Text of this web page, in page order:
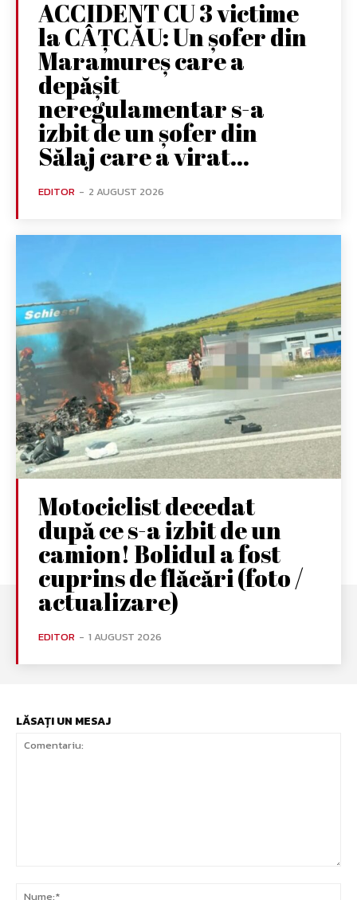
ACCIDENT CU 3 victime
la CÂȚCĂU: Un șofer din
Maramureș care a
depășit
neregulamentar s-a
izbit de un șofer din
Sălaj care a virat...
EDITOR - 2 AUGUST 2026
Motociclist decedat
după ce s-a izbit de un
camion! Bolidul a fost
cuprins de flăcări (foto /
actualizare)
EDITOR - 1 AUGUST 2026
LĂSAȚI UN MESAJ